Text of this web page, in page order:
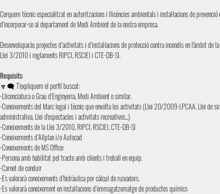
Cerquem tècnic especialitzat en autoritzacions i llicències ambientals i instal·lacions de
d’incorporar-se al departament de Medi Ambient de la nostra empresa.
Desenvoluparàs projectes d’activitats i d’instal·lacions de protecció contra incendis en l'àmbit
Llei 3/2010 i reglaments RIPCI, RSCIEI i CTE-DB-SI.
Requisits:
🔽🗨️ T'expliquem el perfil buscat:
-Llicenciatura o Grau d’Enginyeria, Medi Ambient o similar.
-Coneixements del Marc legal i tècnic que envolta les activitats (Llei 20/2009-LPCAA, Llei de
administrativa, Llei d'espectacles i activitats recreatives...)
-Coneixements de la Llei 3/2010, RIPCI, RSCIEI, CTE-DB-SI
-Coneixements d’Allplan i/o Autocad
-Coneixements de MS Office
-Persona amb habilitat pel tracte amb clients i treball en equip.
-Carnet de conduir
-Es valorarà coneixements d’hidràulica per càlcul de ruixadors.
-Es valorarà coneixement en instal·lacions d’emmagatzematge de productes químics